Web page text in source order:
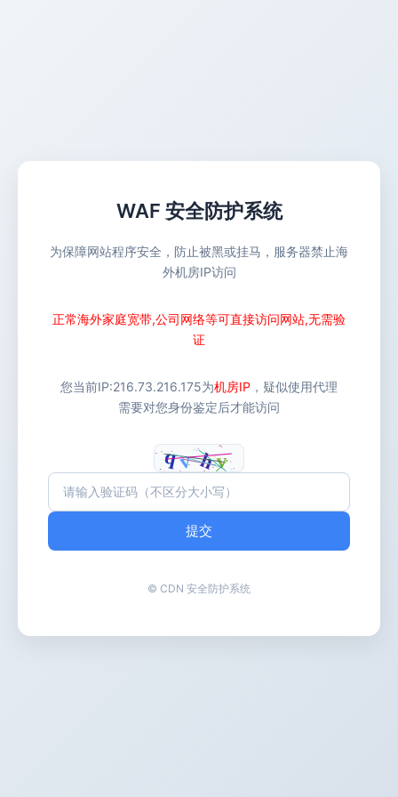
WAF 安全防护系统
为保障网站程序安全，防止被黑或挂马，服务器禁止海
外机房IP访问
正常海外家庭宽带,公司网络等可直接访问网站,无需验
证
您当前IP:216.73.216.175为机房IP ，疑似使用代理
需要对您身份鉴定后才能访问
提交
© CDN 安全防护系统